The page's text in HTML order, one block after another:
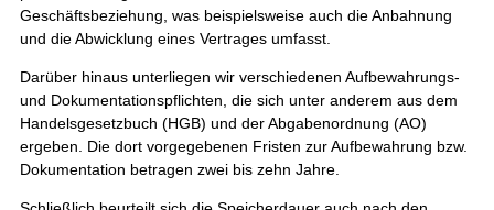
Geschäftsbeziehung, was beispielsweise auch die Anbahnung
und die Abwicklung eines Vertrages umfasst.
Darüber hinaus unterliegen wir verschiedenen Aufbewahrungs-
und Dokumentationspflichten, die sich unter anderem aus dem
Handelsgesetzbuch (HGB) und der Abgabenordnung (AO)
ergeben. Die dort vorgegebenen Fristen zur Aufbewahrung bzw.
Dokumentation betragen zwei bis zehn Jahre.